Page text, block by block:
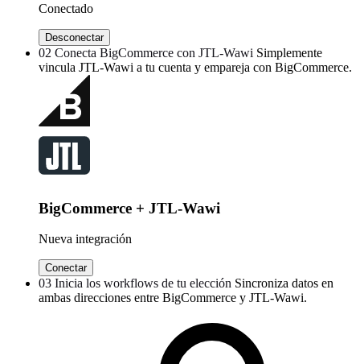
Conectado
Desconectar
02 Conecta BigCommerce con JTL-Wawi Simplemente
vincula JTL-Wawi a tu cuenta y empareja con BigCommerce.
BigCommerce + JTL-Wawi
Nueva integración
Conectar
03 Inicia los workflows de tu elección Sincroniza datos en
ambas direcciones entre BigCommerce y JTL-Wawi.